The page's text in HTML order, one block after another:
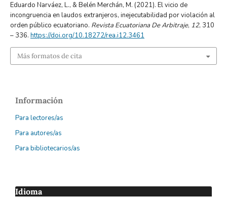
Eduardo Narváez, L., & Belén Merchán, M. (2021). El vicio de
incongruencia en laudos extranjeros, inejecutabilidad por violación al
orden público ecuatoriano. Revista Ecuatoriana De Arbitraje, 12, 310
– 336. https://doi.org/10.18272/rea.i12.3461
Más formatos de cita
Información
Para lectores/as
Para autores/as
Para bibliotecarios/as
Idioma